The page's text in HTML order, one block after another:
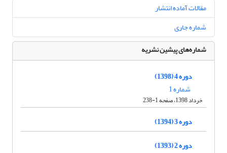
مقالات آماده انتشار
شماره جاری
شماره‌های پیشین نشریه
دوره 4 (1398)
شماره 1
خرداد 1398، صفحه 1-238
دوره 3 (1394)
دوره 2 (1393)